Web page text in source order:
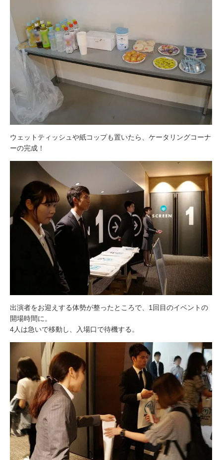
ウェットティッシュや紙コップも置いたら、ケータリングコーナ
ーの完成！
出演者をお迎えする体勢が整ったところで、1回目のイベントの
開場時間に。
4人は急いで移動し、入場口で待機する。